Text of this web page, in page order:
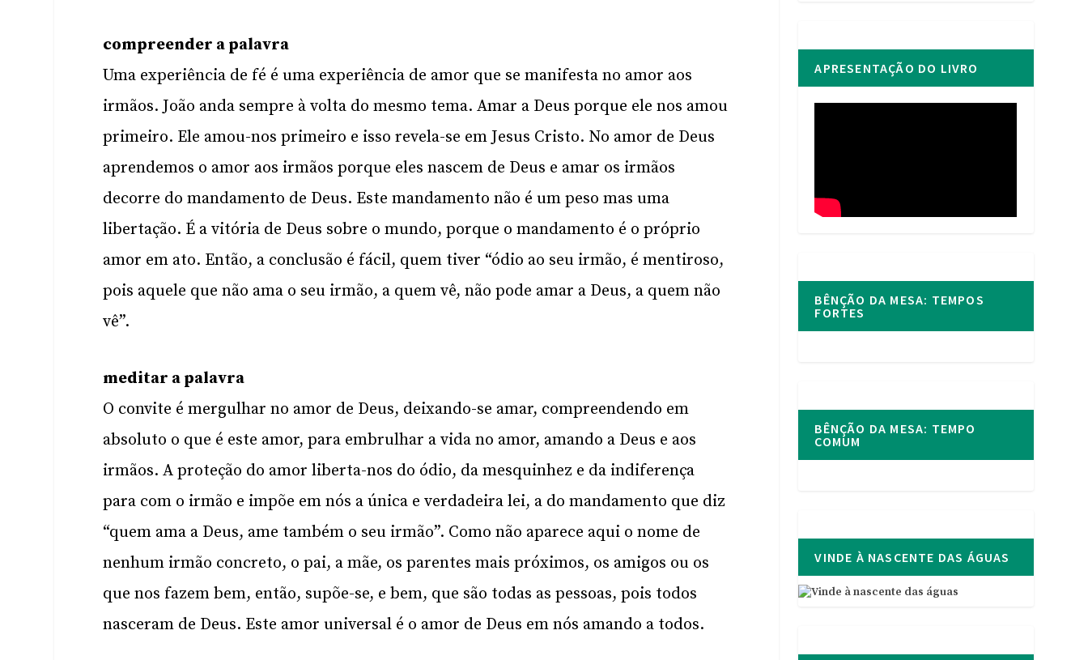
compreender a palavra
Uma experiência de fé é uma experiência de amor que se manifesta no amor aos
irmãos. João anda sempre à volta do mesmo tema. Amar a Deus porque ele nos amou
primeiro. Ele amou-nos primeiro e isso revela-se em Jesus Cristo. No amor de Deus
aprendemos o amor aos irmãos porque eles nascem de Deus e amar os irmãos
decorre do mandamento de Deus. Este mandamento não é um peso mas uma
libertação. É a vitória de Deus sobre o mundo, porque o mandamento é o próprio
amor em ato. Então, a conclusão é fácil, quem tiver “ódio ao seu irmão, é mentiroso,
pois aquele que não ama o seu irmão, a quem vê, não pode amar a Deus, a quem não
vê”.
meditar a palavra
O convite é mergulhar no amor de Deus, deixando-se amar, compreendendo em
absoluto o que é este amor, para embrulhar a vida no amor, amando a Deus e aos
irmãos. A proteção do amor liberta-nos do ódio, da mesquinhez e da indiferença
para com o irmão e impõe em nós a única e verdadeira lei, a do mandamento que diz
“quem ama a Deus, ame também o seu irmão”. Como não aparece aqui o nome de
nenhum irmão concreto, o pai, a mãe, os parentes mais próximos, os amigos ou os
que nos fazem bem, então, supõe-se, e bem, que são todas as pessoas, pois todos
nasceram de Deus. Este amor universal é o amor de Deus em nós amando a todos.
APRESENTAÇÃO DO LIVRO
BÊNÇÃO DA MESA: TEMPOS
FORTES
BÊNÇÃO DA MESA: TEMPO
COMUM
VINDE À NASCENTE DAS ÁGUAS